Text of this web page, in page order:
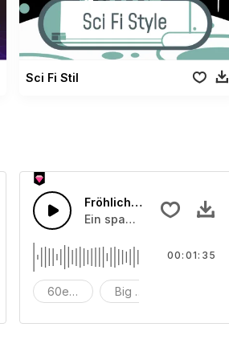
Sci Fi Stil
Bass, die in einer Rockgitarre mit
Fröhlicher Swing-Jazz
Ein spaßiger und
60er Jahre Big Band
00:01:35